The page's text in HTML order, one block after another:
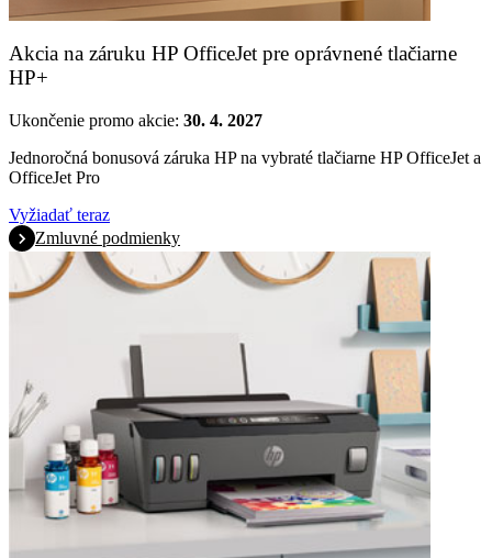
Akcia na záruku HP OfficeJet pre oprávnené tlačiarne
HP+
Ukončenie promo akcie: 30. 4. 2027
Jednoročná bonusová záruka HP na vybraté tlačiarne HP OfficeJet a
OfficeJet Pro
Vyžiadať teraz
Zmluvné podmienky